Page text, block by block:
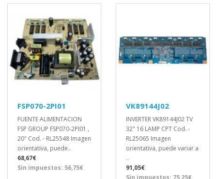
FSP070-2PI01
FUENTE ALIMENTACION
FSP GROUP FSP070-2PI01 ,
20" Cod. - RL25548 Imagen
orientativa, puede..
68,67€
Sin impuestos: 56,75€
VK89144J02
INVERTER VK89144J02 TV
32" 16 LAMP CPT Cod. -
RL25065 Imagen
orientativa, puede variar a
..
91,05€
Sin impuestos: 75,25€